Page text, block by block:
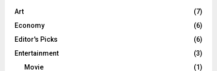
Art
(7)
Economy
(6)
Editor's Picks
(6)
Entertainment
(3)
Movie
(1)